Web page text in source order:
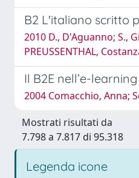
B2 L'italiano scritto
2010 D., D'Aguanno; S.,
PREUSSENTHAL,
Il B2E nell’e-learning
2004 Comacchio, Anna;
Mostrati risultati da
7.798 a 7.817 di 95.318
Legenda icone